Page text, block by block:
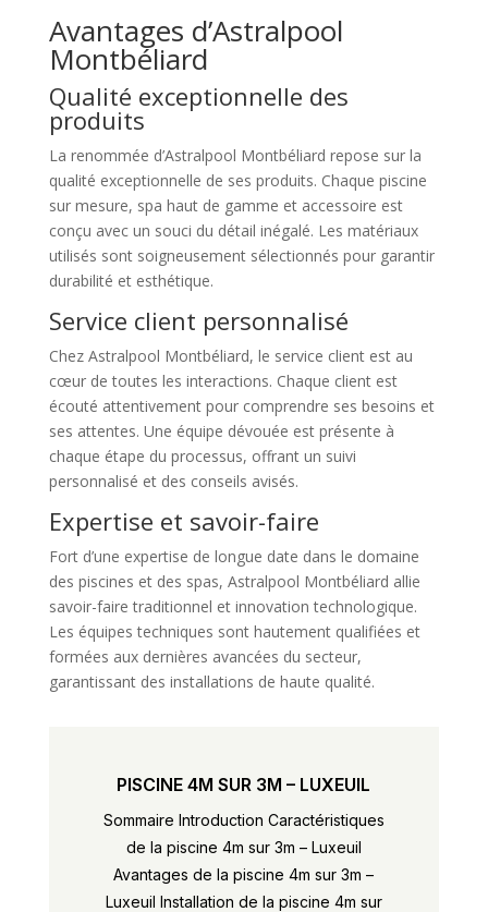
Avantages d’Astralpool
Montbéliard
Qualité exceptionnelle des
produits
La renommée d’Astralpool Montbéliard repose sur la
qualité exceptionnelle de ses produits. Chaque piscine
sur mesure, spa haut de gamme et accessoire est
conçu avec un souci du détail inégalé. Les matériaux
utilisés sont soigneusement sélectionnés pour garantir
durabilité et esthétique.
Service client personnalisé
Chez Astralpool Montbéliard, le service client est au
cœur de toutes les interactions. Chaque client est
écouté attentivement pour comprendre ses besoins et
ses attentes. Une équipe dévouée est présente à
chaque étape du processus, offrant un suivi
personnalisé et des conseils avisés.
Expertise et savoir-faire
Fort d’une expertise de longue date dans le domaine
des piscines et des spas, Astralpool Montbéliard allie
savoir-faire traditionnel et innovation technologique.
Les équipes techniques sont hautement qualifiées et
formées aux dernières avancées du secteur,
garantissant des installations de haute qualité.
PISCINE 4M SUR 3M – LUXEUIL
Sommaire Introduction Caractéristiques
de la piscine 4m sur 3m – Luxeuil
Avantages de la piscine 4m sur 3m –
Luxeuil Installation de la piscine 4m sur